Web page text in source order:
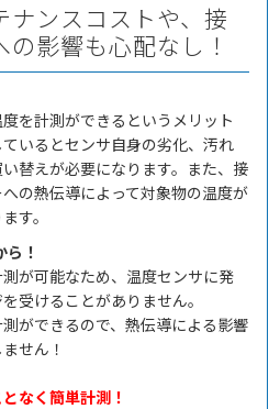
ナンスコストや、接
影響も心配なし！
を計測ができるというメリット
いるとセンサ自身の劣化、汚れ
替えが必要になります。また、接
の熱伝導によって対象物の温度が
す。
！
が可能なため、温度センサに発
受けることがありません。
ができるので、熱伝導による影響
せん！
なく簡単計測！